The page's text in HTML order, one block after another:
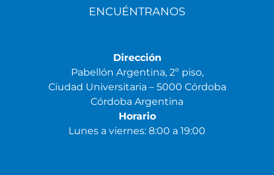
ENCUÉNTRANOS
Dirección
Pabellón Argentina, 2º piso,
Ciudad Universitaria – 5000 Córdoba
Córdoba Argentina
Horario
Lunes a viernes: 8:00 a 19:00